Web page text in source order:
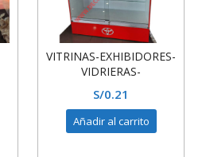
VITRINAS-EXHIBIDORES-
VIDRIERAS-
VIDRIO Y MELAMINA
S/0.21
Añadir al carrito